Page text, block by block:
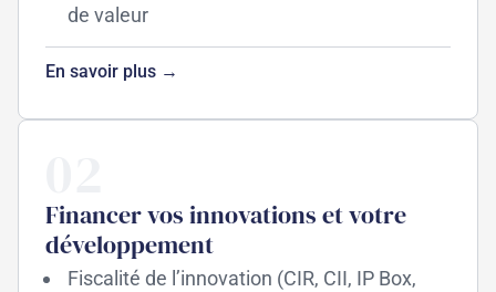
de valeur
En savoir plus →
Financer vos innovations et votre
développement
Fiscalité de l’innovation (CIR, CII, IP Box,